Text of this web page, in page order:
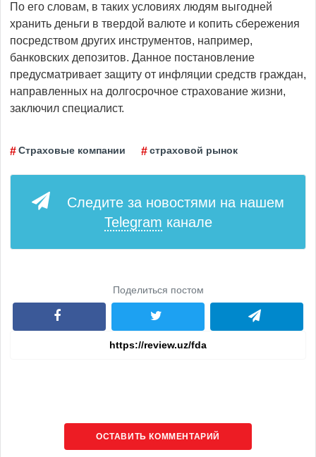
По его словам, в таких условиях людям выгодней
хранить деньги в твердой валюте и копить сбережения
посредством других инструментов, например,
банковских депозитов. Данное постановление
предусматривает защиту от инфляции средств граждан,
направленных на долгосрочное страхование жизни,
заключил специалист.
Страховые компании страховой рынок
Следите за новостями на нашем
Telegram канале
Поделиться постом
ОСТАВИТЬ КОММЕНТАРИЙ